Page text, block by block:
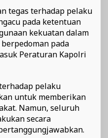
tegas terhadap pelaku
pada ketentuan
kekuatan dalam
pada
Peraturan Kapolri
pelaku
untuk memberikan
Namun, seluruh
secara